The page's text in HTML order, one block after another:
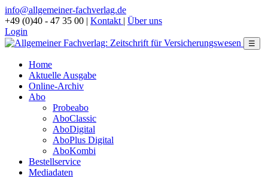
info@allgemeiner-fachverlag.de
+49 (0)40 - 47 35 00 | Kontakt | Über uns
Login
☰
Home
Aktuelle Ausgabe
Online-Archiv
Abo
Probeabo
AboClassic
AboDigital
AboPlus Digital
AboKombi
Bestellservice
Mediadaten